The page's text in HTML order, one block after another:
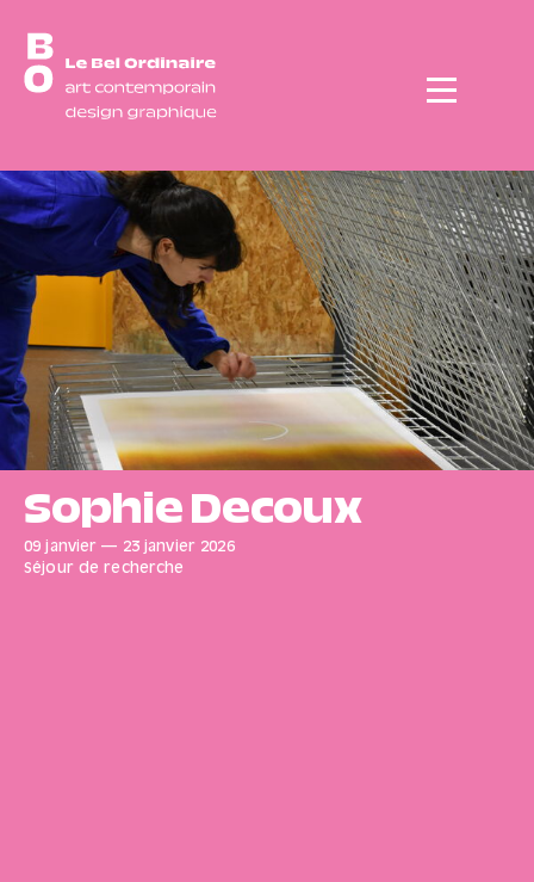
Menu
Sophie Decoux
09 janvier — 23 janvier 2026
Séjour de recherche